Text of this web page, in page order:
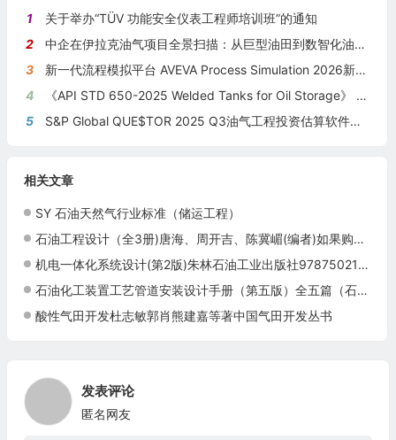
1
关于举办“TÜV 功能安全仪表工程师培训班”的通知
2
中企在伊拉克油气项目全景扫描：从巨型油田到数智化油田的系统性布局
3
新一代流程模拟平台 AVEVA Process Simulation 2026新版本发布
4
《API STD 650-2025 Welded Tanks for Oil Storage》 《钢制焊接储油罐》（中英文对照版）
5
S&P Global QUE$TOR 2025 Q3油气工程投资估算软件新版本发布
相关文章
SY 石油天然气行业标准（储运工程）
石油工程设计（全3册)唐海、周开吉、陈冀嵋(编者)如果购买单册请联系客服
机电一体化系统设计(第2版)朱林石油工业出版社9787502166137
石油化工装置工艺管道安装设计手册（第五版）全五篇（石油化工装置工艺管道安装设计手册/第三篇阀门）
酸性气田开发杜志敏郭肖熊建嘉等著中国气田开发丛书
发表评论
匿名网友